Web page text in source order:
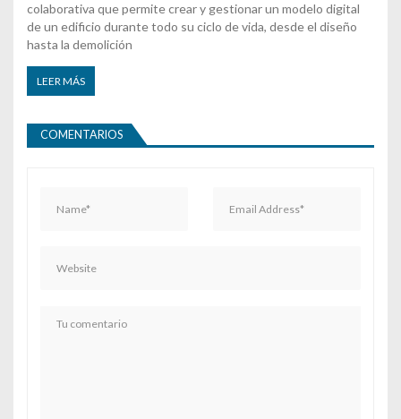
colaborativa que permite crear y gestionar un modelo digital
de un edificio durante todo su ciclo de vida, desde el diseño
hasta la demolición
LEER MÁS
COMENTARIOS